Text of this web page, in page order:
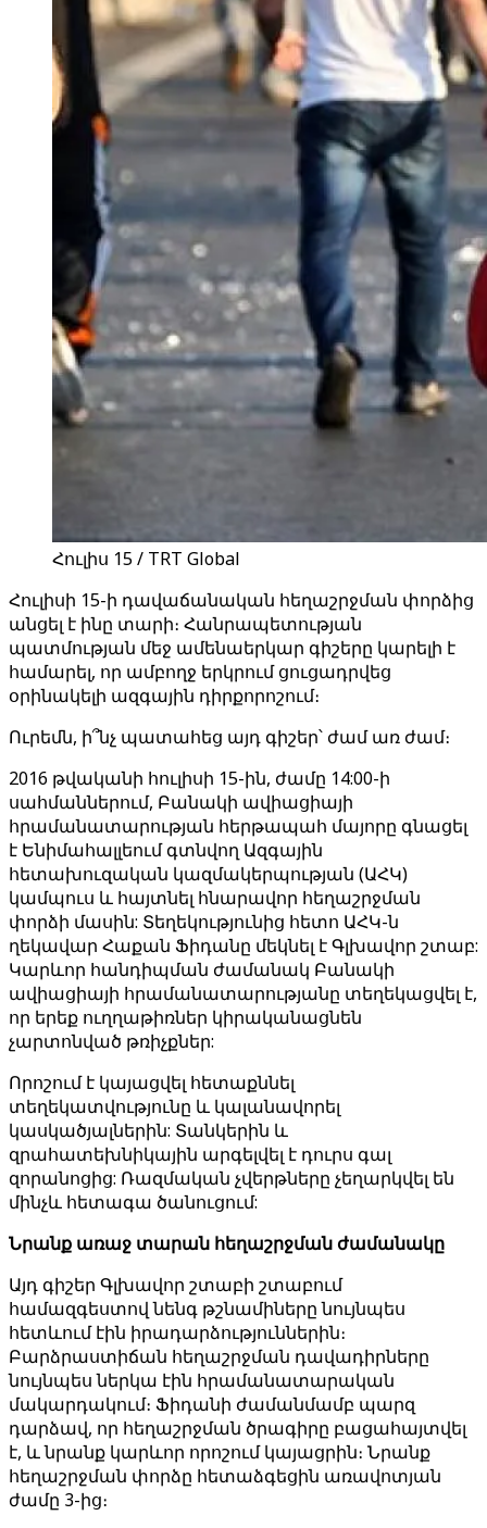
Հուլիս 15 / TRT Global
Հուլիսի 15-ի դավաճանական հեղաշրջման փորձից
անցել է ինը տարի։ Հանրապետության
պատմության մեջ ամենաերկար գիշերը կարելի է
համարել, որ ամբողջ երկրում ցուցադրվեց
օրինակելի ազգային դիրքորոշում։
Ուրեմն, ի՞նչ պատահեց այդ գիշեր՝ ժամ առ ժամ։
2016 թվականի հուլիսի 15-ին, ժամը 14:00-ի
սահմաններում, Բանակի ավիացիայի
հրամանատարության հերթապահ մայորը գնացել
է Ենիմահալլեում գտնվող Ազգային
հետախուզական կազմակերպության (ԱՀԿ)
կամպուս և հայտնել հնարավոր հեղաշրջման
փորձի մասին: Տեղեկությունից հետո ԱՀԿ-ն
ղեկավար Հաքան Ֆիդանը մեկնել է Գլխավոր շտաբ:
Կարևոր հանդիպման ժամանակ Բանակի
ավիացիայի հրամանատարությանը տեղեկացվել է,
որ երեք ուղղաթիռներ կիրականացնեն
չարտոնված թռիչքներ:
Որոշում է կայացվել հետաքննել
տեղեկատվությունը և կալանավորել
կասկածյալներին: Տանկերին և
զրահատեխնիկային արգելվել է դուրս գալ
զորանոցից: Ռազմական չվերթները չեղարկվել են
մինչև հետագա ծանուցում:
Նրանք առաջ տարան հեղաշրջման ժամանակը
Այդ գիշեր Գլխավոր շտաբի շտաբում
համազգեստով նենգ թշնամիները նույնպես
հետևում էին իրադարձություններին։
Բարձրաստիճան հեղաշրջման դավադիրները
նույնպես ներկա էին հրամանատարական
մակարդակում։ Ֆիդանի ժամանմամբ պարզ
դարձավ, որ հեղաշրջման ծրագիրը բացահայտվել
է, և նրանք կարևոր որոշում կայացրին։ Նրանք
հեղաշրջման փորձը հետաձգեցին առավոտյան
ժամը 3-ից։